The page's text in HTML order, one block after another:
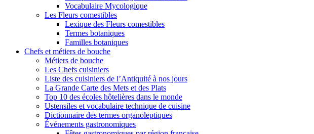
Vocabulaire Mycologique
Les Fleurs comestibles
Lexique des Fleurs comestibles
Termes botaniques
Familles botaniques
Chefs et métiers de bouche
Métiers de bouche
Les Chefs cuisiniers
Liste des cuisiniers de l’Antiquité à nos jours
La Grande Carte des Mets et des Plats
Top 10 des écoles hôtelières dans le monde
Ustensiles et vocabulaire technique de cuisine
Dictionnaire des termes organoleptiques
Événements gastronomiques